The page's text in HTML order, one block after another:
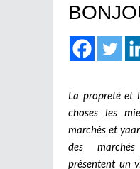
La propreté et
choses les
marchés et
des
présentent un